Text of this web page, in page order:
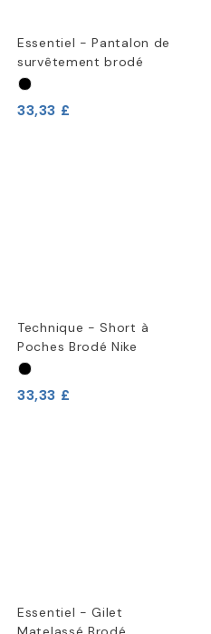
Essentiel - Pantalon de
survêtement brodé
33,33 £
Technique - Short à
Poches Brodé Nike
33,33 £
Essentiel - Gilet